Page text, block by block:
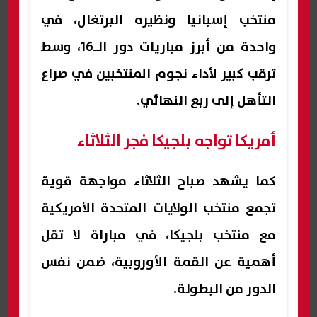
منتخب إسبانيا ونظيره البرتغال، في
واحدة من أبرز مباريات دور الـ16، وسط
ترقب كبير لأداء نجوم المنتخبين في صراع
التأهل إلى ربع النهائي.
أمريكا تواجه بلجيكا فجر الثلاثاء
كما يشهد صباح الثلاثاء مواجهة قوية
تجمع منتخب الولايات المتحدة الأمريكية
مع منتخب بلجيكا، في مباراة لا تقل
أهمية عن القمة الأوروبية، ضمن نفس
الدور من البطولة.